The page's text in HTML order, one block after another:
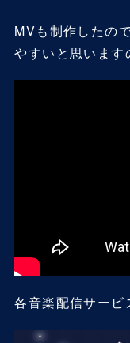
MVも制作したの
やすいと思います
各音楽配信サー